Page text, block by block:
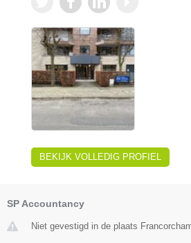
BEKIJK VOLLEDIG PROFIEL
SP Accountancy
Niet gevestigd in de plaats